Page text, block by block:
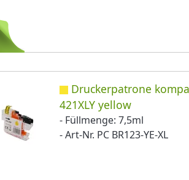
Druckerpatrone
421XLY yellow
- Füllmenge: 7,5ml
- Art-Nr. PC BR123-YE-XL